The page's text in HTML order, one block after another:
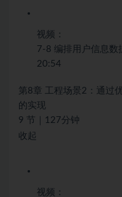
视频：
7-8 编排用户信息数
20:54
第8章 工程场景2：通过
的实现
9 节｜127分钟
收起
视频：